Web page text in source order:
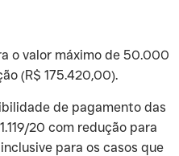
o valor máximo de 50.000
(R$ 175.420,00).
de pagamento das
20 com redução para
para os casos que